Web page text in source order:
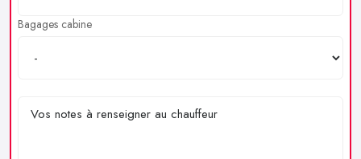
Bagages cabine